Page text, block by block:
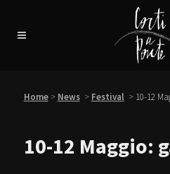
Home> News > Festival > 10-12
10-12 Maggio: